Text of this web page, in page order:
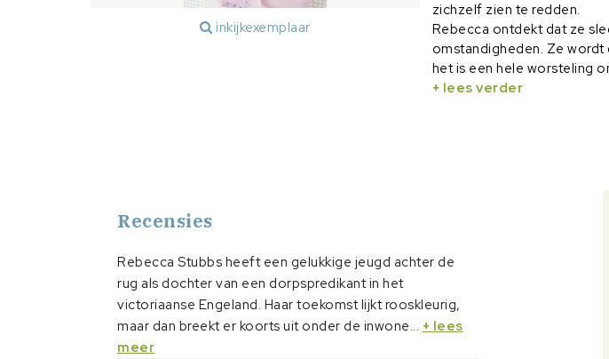
inkijkexemplaar
zichzelf zien te redden.
Rebecca ontdekt dat ze
omstandigheden. Ze
het is een hele worsteling
vaak onbetrouwbare wereld.
dat God ook voor haar
+ lees verder
Recensies
Rebecca Stubbs heeft een gelukkige jeugd achter de
rug als dochter van een dorpspredikant in het
victoriaanse Engeland. Haar toekomst lijkt rooskleurig,
maar dan breekt er koorts uit onder de inwone... + lees
meer